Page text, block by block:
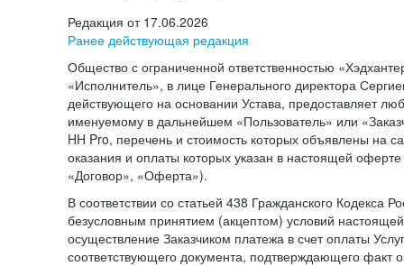
Редакция от 17.06.2026
Ранее действующая редакция
Общество с ограниченной ответственностью
«Исполнитель», в лице Генерального директора
действующего на основании Устава, предоставляет
именуемому в дальнейшем «Пользователь» или
HH Pro, перечень и стоимость которых объявлены на
оказания и оплаты которых указан в настоящей
«Договор», «Оферта»).
В соответствии со статьей 438 Гражданского Кодекса
безусловным принятием (акцептом) условий
осуществление Заказчиком платежа в счет оплаты
соответствующего документа, подтверждающего факт